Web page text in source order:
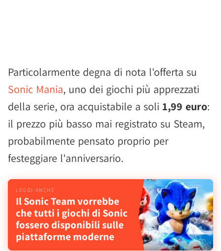
Particolarmente degna di nota l'offerta su
Sonic Mania, uno dei giochi più apprezzati
della serie, ora acquistabile a soli 1,99 euro:
il prezzo più basso mai registrato su Steam,
probabilmente pensato proprio per
festeggiare l'anniversario.
Il Sonic Team vorrebbe
che tutti i giochi di Sonic
fossero disponibili sulle
piattaforme moderne